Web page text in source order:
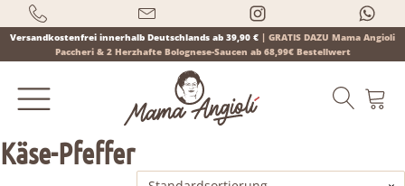
Versandkostenfrei innerhalb Deutschlands ab 39,90 € | GRATIS DAZU Mama Angioli
Paccheri & 2 Herzhafte Bolognese-Saucen ab 68,99€ Bestellwert
Käse-Pfeffer